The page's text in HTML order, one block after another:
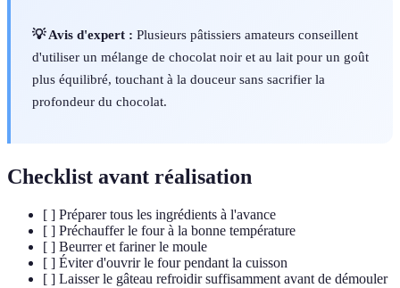
💡 Avis d'expert : Plusieurs pâtissiers amateurs conseillent
d'utiliser un mélange de chocolat noir et au lait pour un goût
plus équilibré, touchant à la douceur sans sacrifier la
profondeur du chocolat.
Checklist avant réalisation
[ ] Préparer tous les ingrédients à l'avance
[ ] Préchauffer le four à la bonne température
[ ] Beurrer et fariner le moule
[ ] Éviter d'ouvrir le four pendant la cuisson
[ ] Laisser le gâteau refroidir suffisamment avant de démouler